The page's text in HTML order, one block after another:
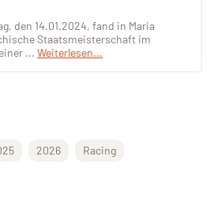
den 14.01.2024, fand in Maria
Staatsmeisterschaft im
... Weiterlesen...
2026 Racing